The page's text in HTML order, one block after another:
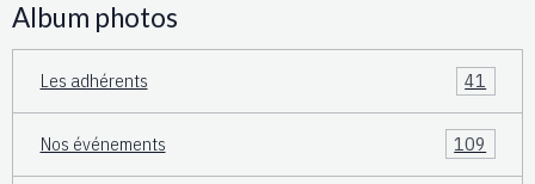
Album photos
Les adhérents 41
Nos événements 109